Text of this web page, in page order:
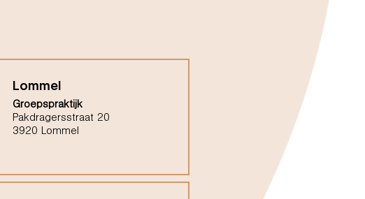
Lommel
Groepspraktijk
Pakdragersstraat 20
3920 Lommel